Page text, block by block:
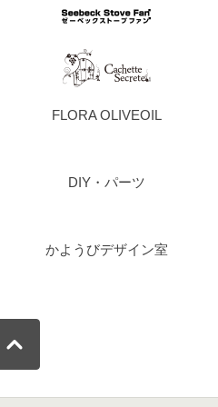
FLORA OLIVEOIL
DIY・パーツ
かようびデザイン室